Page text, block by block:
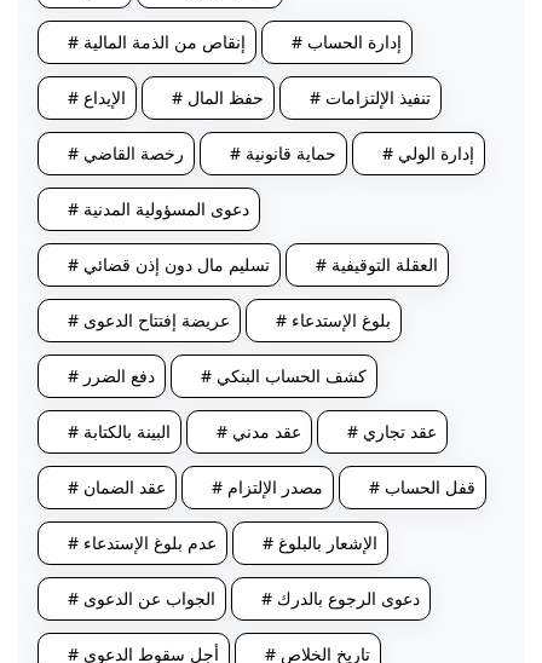
# إنقاص من الذمة المالية # إدارة الحساب
# الإيداع # حفظ المال # تنفيذ الإلتزامات
# رخصة القاضي # حماية قانونية # إدارة الولي
# دعوى المسؤولية المدنية
# تسليم مال دون إذن قضائي # العقلة التوقيفية
# عريضة إفتتاح الدعوى # بلوغ الإستدعاء
# دفع الضرر # كشف الحساب البنكي
# البينة بالكتابة # عقد مدني # عقد تجاري
# عقد الضمان # مصدر الإلتزام # قفل الحساب
# عدم بلوغ الإستدعاء # الإشعار بالبلوغ
# الجواب عن الدعوى # دعوى الرجوع بالدرك
# أجل سقوط الدعوى # تاريخ الخلاص